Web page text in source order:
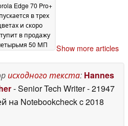
Edge 70 Pro+
в трех
и скоро
в продажу
50 МП
Show more articles
исходного текста: Hannes
- Senior Tech Writer- 21947
на Notebookcheckc 2018